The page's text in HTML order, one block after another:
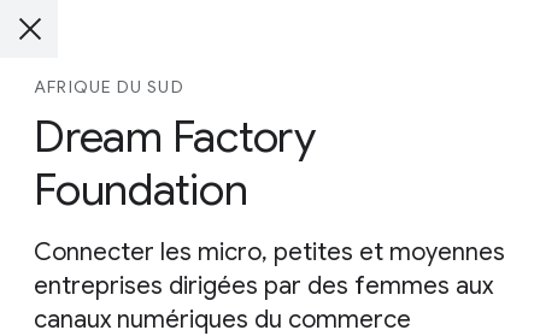
AFRIQUE DU SUD
Dream Factory
Foundation
Connecter les micro, petites et moyennes
entreprises dirigées par des femmes aux
canaux numériques du commerce